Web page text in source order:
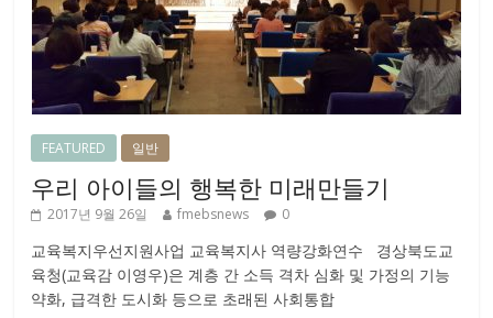
FEATURED 일반
우리 아이들의 행복한 미래만들기
2017년 9월 26일 fmebsnews 0
교육복지우선지원사업 교육복지사 역량강화연수 경상북도교
육청(교육감 이영우)은 계층 간 소득 격차 심화 및 가정의 기능
약화, 급격한 도시화 등으로 초래된 사회통합